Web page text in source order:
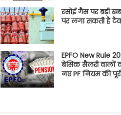
रसोई गैस पर बड़ी
पर लगा सकती है
EPFO New Rule
बेसिक सैलरी वालों
नए PF नियम की